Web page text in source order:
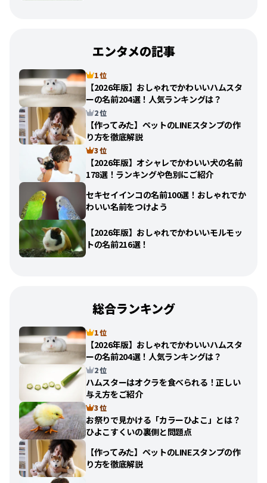
エンタメの記事
1 位
【2026年版】おしゃれでかわいいハムスタ
ーの名前204選！人気ランキングは？
2 位
【作ってみた】ペットのLINEスタンプの作
り方を徹底解説
3 位
【2026年版】オシャレでかわいい犬の名前
178選！ランキングや色別にご紹介
セキセイインコの名前100選！おしゃれでか
わいい名前をつけよう
【2026年版】おしゃれでかわいいモルモッ
トの名前216選！
総合ランキング
1 位
【2026年版】おしゃれでかわいいハムスタ
ーの名前204選！人気ランキングは？
2 位
ハムスターはオクラを食べられる！正しい
与え方をご紹介
3 位
お祭りで見かける「カラーひよこ」とは？
ひよこすくいの裏側と問題点
【作ってみた】ペットのLINEスタンプの作
り方を徹底解説